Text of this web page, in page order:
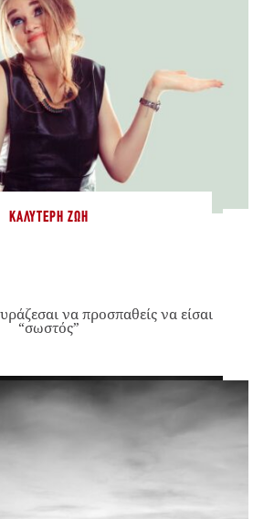
ΚΑΛΎΤΕΡΗ ΖΩΉ
να προσπαθείς να είσαι
“σωστός”